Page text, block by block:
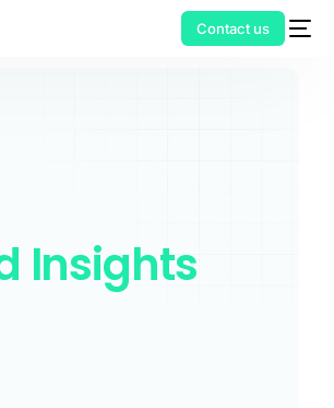
Contact us
Insights